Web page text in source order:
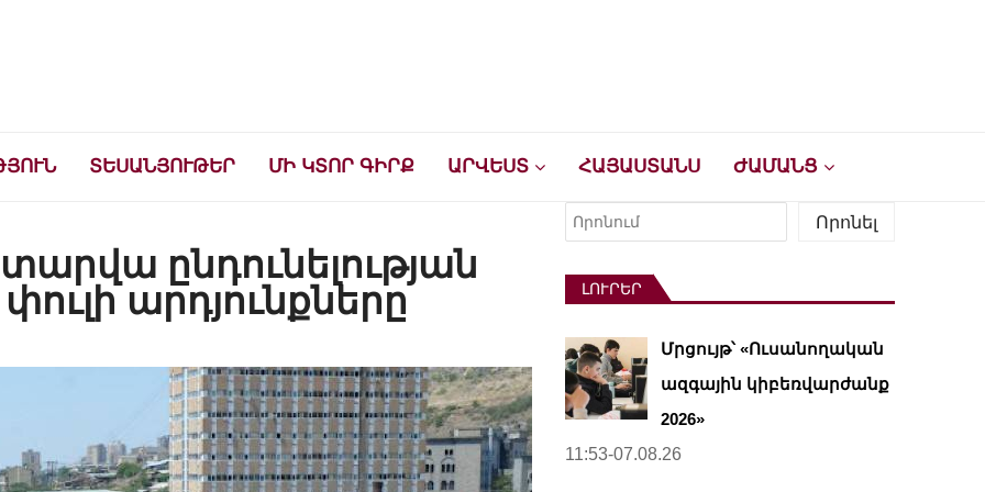
ՏԵՍԱՆՅՈՒԹԵՐ ՄԻ ԿՏՈՐ ԳԻՐՔ ԱՐՎԵՍՏ ՀԱՅԱՍՏԱՆՍ ԺԱՄԱՆՑ
ընդունելության
արդյունքները
Որոնել
Որոնել
ԼՈՒՐԵՐ
Մրցույթ՝ «Ուսանողական
ազգային կիբեռվարժանք
2026»
11:53-07.08.26